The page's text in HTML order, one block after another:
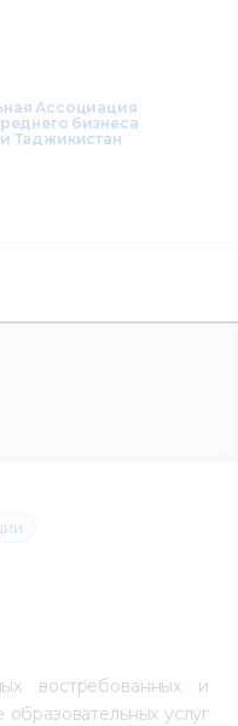
Ассоциация
бизнеса
Таджикистан
востребованных и
услуг